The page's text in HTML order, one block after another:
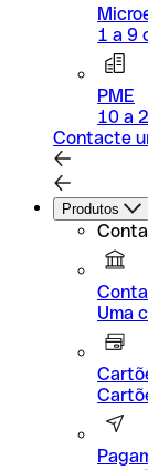
1 a 9
PME
10 a
Contacte
Produtos
Uma